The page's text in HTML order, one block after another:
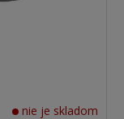
nie je skladom